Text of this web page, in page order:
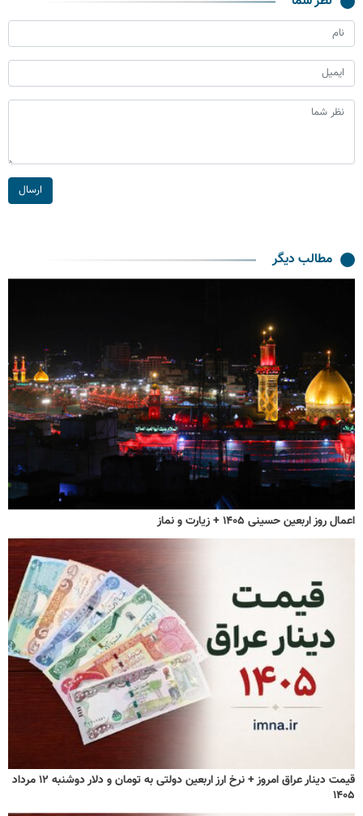
ارسال
مطالب دیگر
اعمال روز اربعین حسینی ۱۴۰۵ + زیارت و نماز
قیمت دینار عراق امروز + نرخ ارز اربعین دولتی به تومان و دلار دوشنبه ۱۲ مرداد
۱۴۰۵